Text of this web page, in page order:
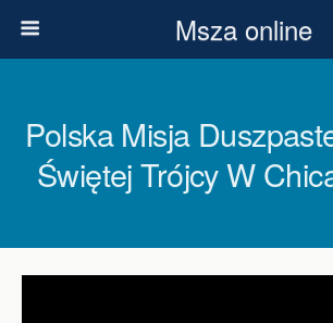
Msza online
Polska Misja
Świętej Trójcy W